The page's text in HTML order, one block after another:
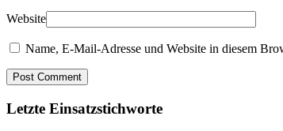
Website
Name, E-Mail-Adresse und Website in diesem
Letzte Einsatzstichworte